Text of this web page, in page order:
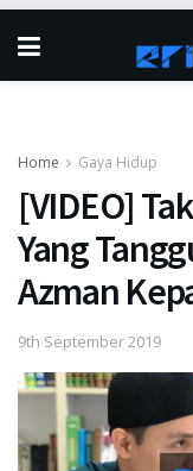
Home Gaya Hidup
[VIDEO]
Yang
Azman
9th September 2019